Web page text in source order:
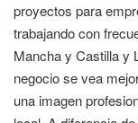
proyectos para
trabajando con
Mancha y Castilla y
negocio se vea
una imagen